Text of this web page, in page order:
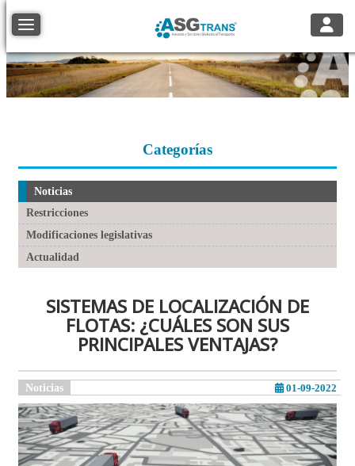
Toggle navigation
Categorías
Noticias
Restricciones
Modificaciones legislativas
Actualidad
SISTEMAS DE LOCALIZACIÓN DE
FLOTAS: ¿CUÁLES SON SUS
PRINCIPALES VENTAJAS?
Noticias 01-09-2022